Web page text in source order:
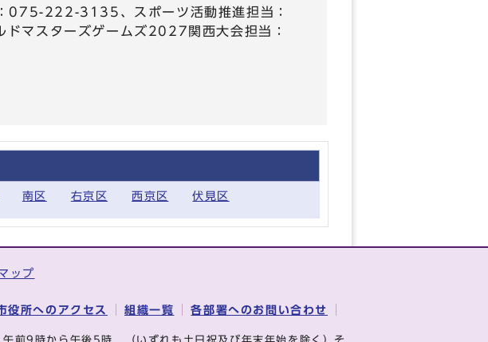
075-222-3135、スポーツ活動推進担当：
スターズゲームズ2027関西大会担当：
南区 右京区 西京区 伏見区
ップ
役所へのアクセス 組織一覧 各部署へのお問い合わせ